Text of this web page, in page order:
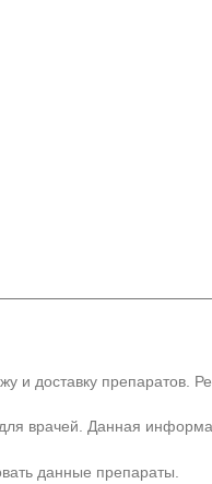
и доставку препаратов.
врачей. Данная
данные препараты.